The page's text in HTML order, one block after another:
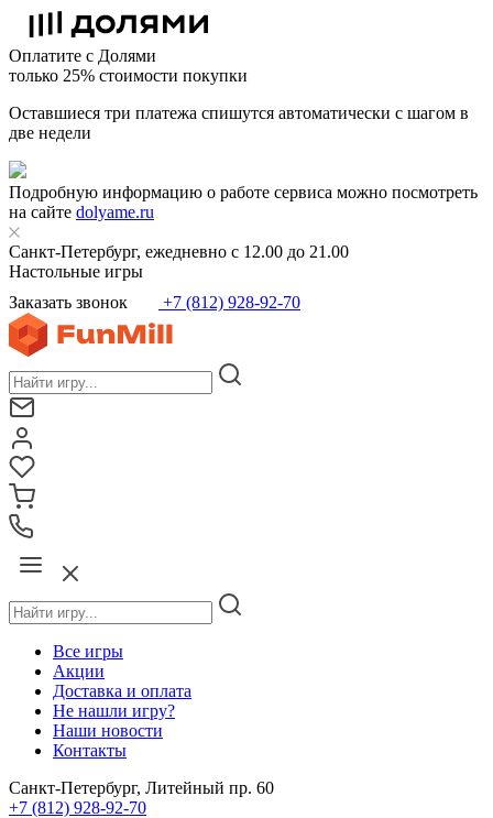
Оплатите с Долями
только 25% стоимости покупки
Оставшиеся три платежа спишутся автоматически с шагом в
две недели
Подробную информацию о работе сервиса можно посмотреть
на сайте dolyame.ru
Санкт-Петербург, ежедневно с 12.00 до 21.00
Настольные игры
Заказать звонок
+7 (812) 928-92-70
Все игры
Акции
Доставка и оплата
Не нашли игру?
Наши новости
Контакты
Санкт-Петербург, Литейный пр. 60
+7 (812) 928-92-70